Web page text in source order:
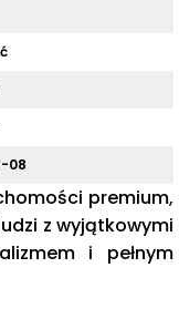
08
premium,
z wyjątkowymi
i pełnym